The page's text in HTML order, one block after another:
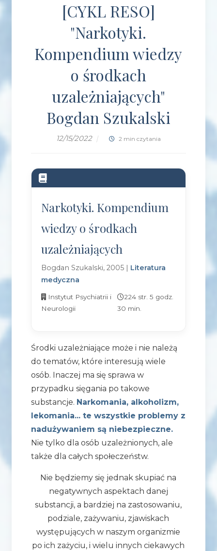
[CYKL RESO]
"Narkotyki.
Kompendium wiedzy
o środkach
uzależniających"
Bogdan Szukalski
12/15/2022 | 2 min czytania
Narkotyki. Kompendium
wiedzy o środkach
uzależniających
Bogdan Szukalski, 2005 | Literatura
medyczna
Instytut Psychiatrii i
Neurologii
224 str. 5 godz.
30 min.
Środki uzależniające może i nie należą
do tematów, które interesują wiele
osób. Inaczej ma się sprawa w
przypadku sięgania po takowe
substancje. Narkomania, alkoholizm,
lekomania... te wszystkie problemy z
nadużywaniem są niebezpieczne.
Nie tylko dla osób uzależnionych, ale
także dla całych społeczeństw.
Nie będziemy się jednak skupiać na
negatywnych aspektach danej
substancji, a bardziej na zastosowaniu,
podziale, zażywaniu, zjawiskach
występujących w naszym organizmie
po ich zażyciu, i wielu innych ciekawych